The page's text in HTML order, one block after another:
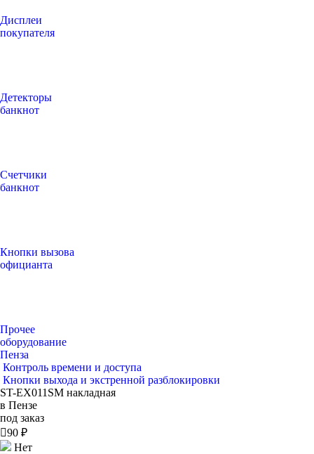
Дисплеи
покупателя
Детекторы
банкнот
Счетчики
банкнот
Кнопки вызова
официанта
Прочее
оборудование
Пенза
Контроль времени и доступа
Кнопки выхода и экстренной разблокировки
ST-EX011SM накладная
в Пензе
под заказ
90 ₽
Нет